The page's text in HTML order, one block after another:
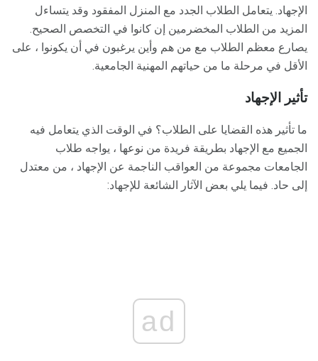
الإجهاد. يتعامل الطلاب الجدد مع المنزل المفقود وقد يتساءل
المزيد من الطلاب المخضرمين إن كانوا في التخصص الصحيح.
يصارع معظم الطلاب مع من هم وأين يرغبون في أن يكونوا ، على
الأقل في مرحلة ما من حياتهم المهنية الجامعية.
تأثير الإجهاد
ما تأثير هذه القضايا على الطلاب؟ في الوقت الذي يتعامل فيه
الجميع مع الإجهاد بطريقة فريدة من نوعها ، يواجه طلاب
الجامعات مجموعة من العواقب الناجمة عن الإجهاد ، من معتدل
إلى حاد. فيما يلي بعض الآثار الشائعة للإجهاد:
ad